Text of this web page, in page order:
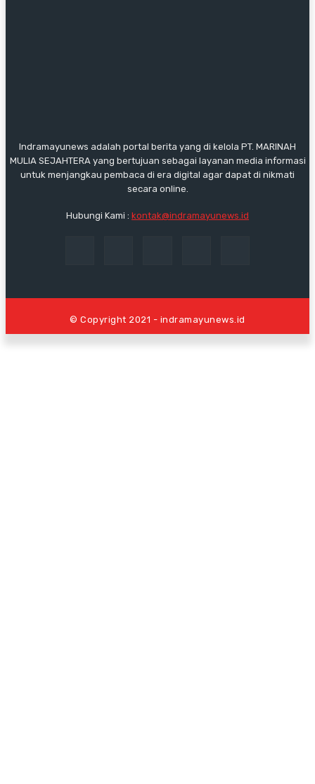
Indramayunews adalah portal berita yang di kelola PT. MARINAH
MULIA SEJAHTERA yang bertujuan sebagai layanan media informasi
untuk menjangkau pembaca di era digital agar dapat di nikmati
secara online.
Hubungi Kami : kontak@indramayunews.id
© Copyright 2021 - indramayunews.id